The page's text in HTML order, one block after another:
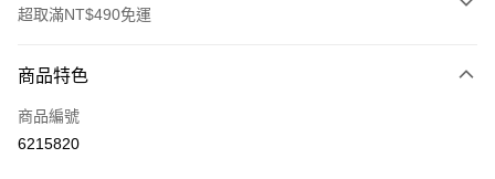
超取滿NT$490免運
信用卡一次付款
超商取貨付款
商品特色
商品編號
6215820